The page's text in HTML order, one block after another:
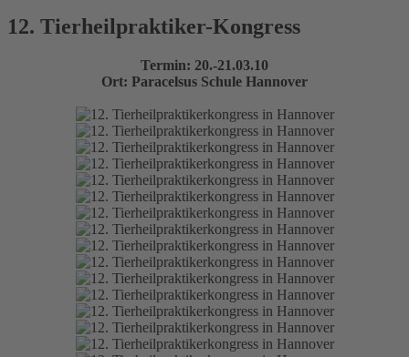
12. Tierheilpraktiker-Kongress
Termin: 20.-21.03.10
Ort: Paracelsus Schule Hannover